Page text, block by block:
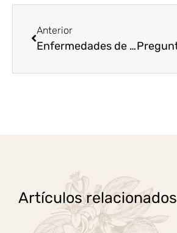
Anterior
Enfermedades de la vid más comunes y sus soluciones
Artículos relacionados